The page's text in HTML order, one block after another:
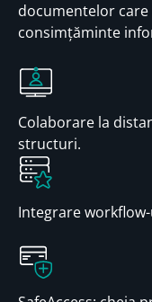
documentelor
consimțăminte
Colaborare la
structuri.
Integrare